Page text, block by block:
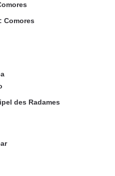
Comores
des Radames